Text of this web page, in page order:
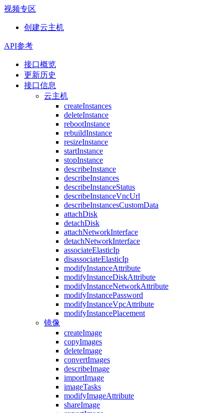
视频专区
创建云主机
API参考
接口概览
更新历史
接口信息
云主机
createInstances
deleteInstance
rebootInstance
rebuildInstance
resizeInstance
startInstance
stopInstance
describeInstance
describeInstances
describeInstanceStatus
describeInstanceVncUrl
describeInstancesCustomData
attachDisk
detachDisk
attachNetworkInterface
detachNetworkInterface
associateElasticIp
disassociateElasticIp
modifyInstanceAttribute
modifyInstanceDiskAttribute
modifyInstanceNetworkAttribute
modifyInstancePassword
modifyInstanceVpcAttribute
modifyInstancePlacement
镜像
createImage
copyImages
deleteImage
convertImages
describeImage
importImage
imageTasks
modifyImageAttribute
shareImage